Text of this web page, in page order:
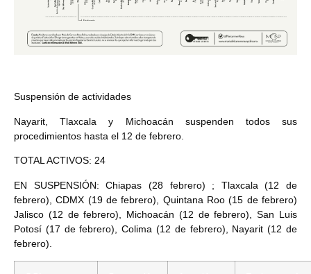
Suspensión de actividades
Nayarit, Tlaxcala y Michoacán suspenden todos sus
procedimientos hasta el 12 de febrero.
TOTAL ACTIVOS: 24
EN SUSPENSIÓN: Chiapas (28 febrero) ; Tlaxcala (12 de
febrero), CDMX (19 de febrero), Quintana Roo (15 de febrero)
Jalisco (12 de febrero), Michoacán (12 de febrero), San Luis
Potosí (17 de febrero), Colima (12 de febrero), Nayarit (12 de
febrero).